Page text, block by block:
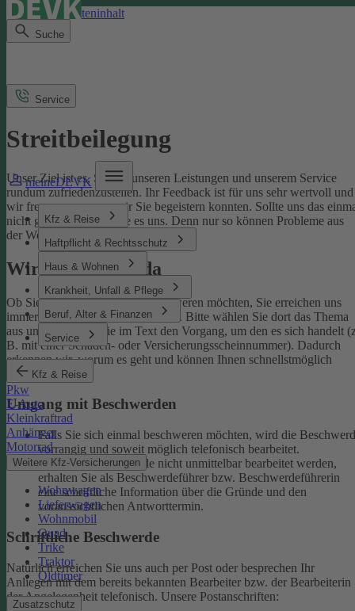
Direkt zum Seiteninhalt
Suche
meineDEVK
Kfz & Reise
Haftpflicht & Rechtsschutz
Haus & Wohnen
Krankheit, Unfall & Pflege
Beruf, Alter & Finanzen
Service
Kfz & Reise
Pkw
E-Auto
Kleinkraftrad
Anhänger
Motorrad
Weitere Kfz-Versicherungen
Wohnwagen
Lieferwagen
Wohnmobil
Quad
Trike
Traktor
Oldtimer
Zusatzschutz
Service
Streitbeilegung
Unser Ziel ist es, Sie mit unseren Leistungen und unserem Service
rundum zufriedenzustellen. Ihr Feedback ist für uns sehr wertvoll und
wir freuen uns, wenn wir Sie begeistern konnten. Sollte uns das
nicht gelingen, sagen Sie es uns. Denn nur so können Probleme aus
der Welt geschafft werden.
Wir sind für Sie da
Ob Sie uns loben oder sich beschweren möchten, Sie erreichen uns
immer über unser Kontaktformular
. Bitte wählen Sie dort das Thema
aus und benennen Sie im Text den Vorgang, um den es sich handelt
B. mit einer Schaden- oder Versicherungsscheinnummer). Dadurch
erkennen wir, worum es geht und können Ihnen schnellstmöglich
weiterhelfen.
Umgang mit Beschwerden
Falls Sie sich einmal beschweren möchten, wird die
vorrangig und soweit möglich telefonisch bearbeitet.
Kann eine Beschwerde nicht unmittelbar bearbeitet werden,
erhalten Sie als Beschwerdeführer bzw. Beschwerdeführerin
eine schriftliche Information über die Gründe und den
voraussichtlichen Antworttermin.
Schriftliche Beschwerde
Natürlich erreichen Sie uns auch per Post oder besprechen Ihr
Anliegen mit dem bereits bekannten Bearbeiter bzw. der Bearbeiterin
der Angelegenheit telefonisch. Unsere Postanschriften: